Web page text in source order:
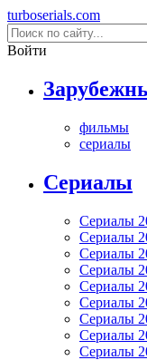
turboserials.com
Войти
фильмы
сериалы
Cериалы
Сериалы
Сериалы
Сериалы
Сериалы
Сериалы
Сериалы
Сериалы
Сериалы
Сериалы